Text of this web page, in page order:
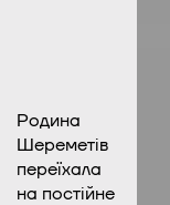
Родина
Шереметів
переїхала
на постійне